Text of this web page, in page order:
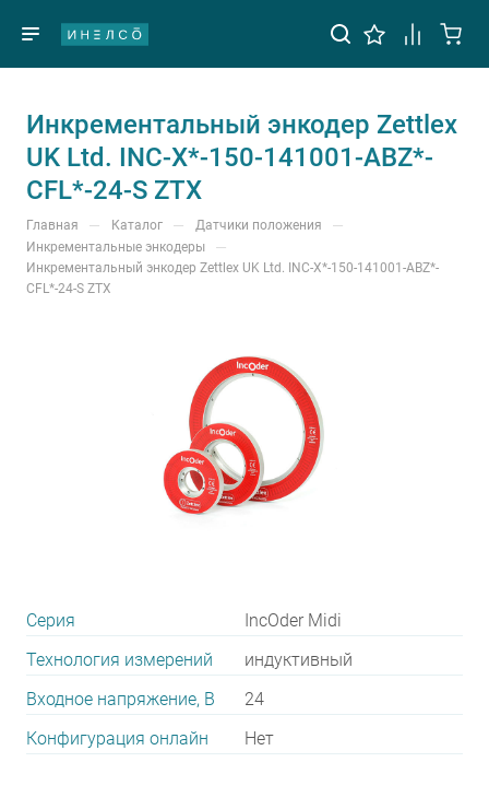
Инкрементальный энкодер Zettlex
UK Ltd. INC-X*-150-141001-ABZ*-
CFL*-24-S ZTX
Главная — Каталог — Датчики положения —
Инкрементальные энкодеры —
Инкрементальный энкодер Zettlex UK Ltd. INC-X*-150-141001-ABZ*-
CFL*-24-S ZTX
Серия
IncOder Midi
Технология измерений
индуктивный
Входное напряжение, В
24
Конфигурация онлайн
Нет